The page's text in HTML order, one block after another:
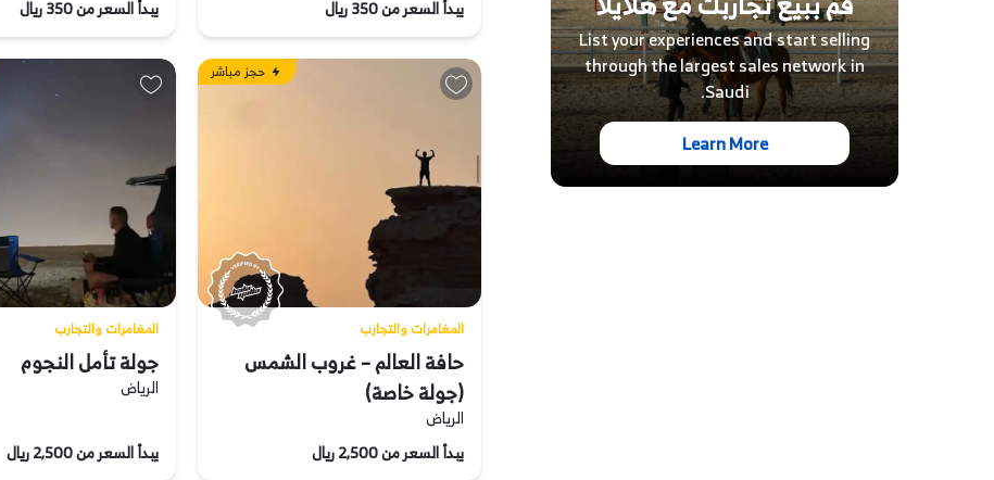
List your experiences and start selling
through the largest sales network in
Saudi.
Learn More
يبدأ السعر من 350 ريال
يبدأ السعر من 350 ريال
حجز مباشر
المغامرات والتجارب
حافة العالم – غروب الشمس
(جولة خاصة)
الرياض
يبدأ السعر من 2,500 ريال
المغامرات والتجارب
جولة تأمل النجوم
الرياض
يبدأ السعر من 2,500 ريال